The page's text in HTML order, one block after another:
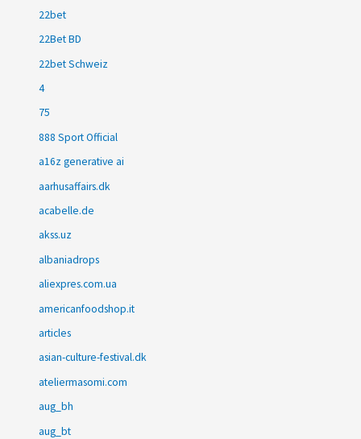
22bet
22Bet BD
22bet Schweiz
4
75
888 Sport Official
a16z generative ai
aarhusaffairs.dk
acabelle.de
akss.uz
albaniadrops
aliexpres.com.ua
americanfoodshop.it
articles
asian-culture-festival.dk
ateliermasomi.com
aug_bh
aug_bt